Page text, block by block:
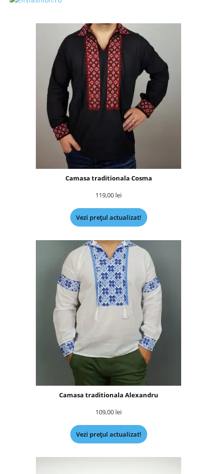
Camasa traditionala Cosma
119,00 lei
Vezi prețul actualizat!
Camasa traditionala Alexandru
109,00 lei
Vezi prețul actualizat!